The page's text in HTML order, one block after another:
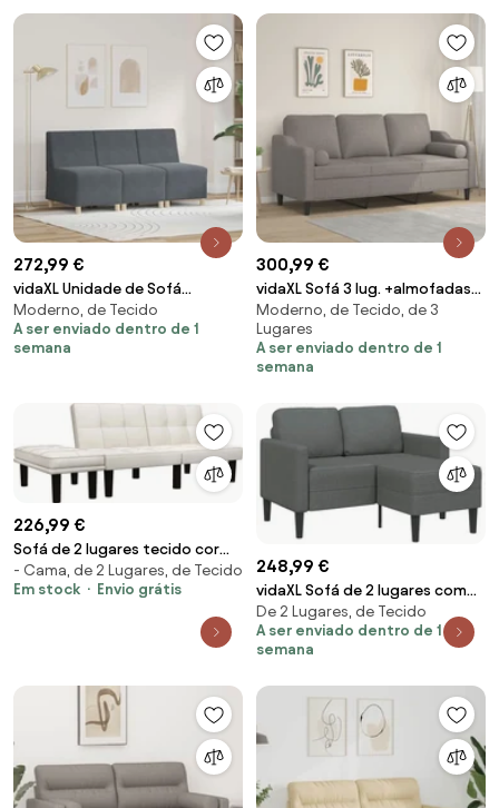
272,99 €
vidaXL Unidade de Sofá
Modular Sem Braços 3 pcs
Cinza Escuro
Moderno, de Tecido
A ser enviado dentro de 1
semana
300,99 €
vidaXL Sofá 3 lug. +almofadas
decoração 180cm tecido
cinza-acastanhado
Moderno, de Tecido, de 3
Lugares
A ser enviado dentro de 1
semana
226,99 €
Sofá de 2 lugares tecido cor
creme
- Cama, de 2 Lugares, de Tecido
Em stock
Envio grátis
248,99 €
vidaXL Sofá de 2 lugares com
chaise longue em forma de L
cinza escuro 125 cm tecido
De 2 Lugares, de Tecido
A ser enviado dentro de 1
semana